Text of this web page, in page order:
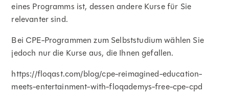
eines Programms ist, dessen andere Kurse für Sie
relevanter sind.
Bei CPE-Programmen zum Selbststudium wählen Sie
jedoch nur die Kurse aus, die Ihnen gefallen.
https://floqast.com/blog/cpe-reimagined-education-
meets-entertainment-with-floqademys-free-cpe-cpd